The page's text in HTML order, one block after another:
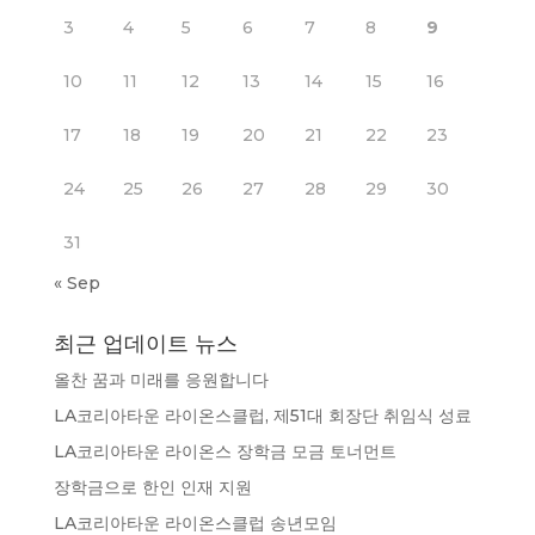
3 4 5 6 7 8 9
10 11 12 13 14 15 16
17 18 19 20 21 22 23
24 25 26 27 28 29 30
31
« Sep
최근 업데이트 뉴스
올찬 꿈과 미래를 응원합니다
LA코리아타운 라이온스클럽, 제51대 회장단 취임식 성료
LA코리아타운 라이온스 장학금 모금 토너먼트
장학금으로 한인 인재 지원
LA코리아타운 라이온스클럽 송년모임